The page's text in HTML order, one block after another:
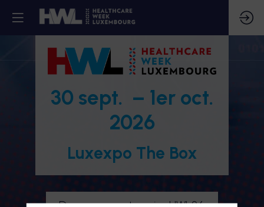
30 sept. – 1er oct.
2026
Luxexpo The Box